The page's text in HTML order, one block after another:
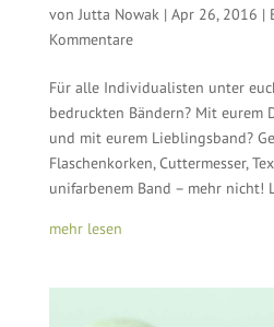
vonJutta Nowak| Apr 26, 2016 |
Kommentare
Für alle Individualisten unter
bedruckten Bändern? Mit eurem
und mit eurem Lieblingsband?
Flaschenkorken, Cuttermesser,
unifarbenem Band – mehr nicht!
mehr lesen